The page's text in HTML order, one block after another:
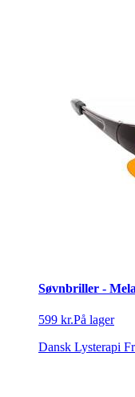
Søvnbriller -
599 kr.På lager
Dansk Lysterapi